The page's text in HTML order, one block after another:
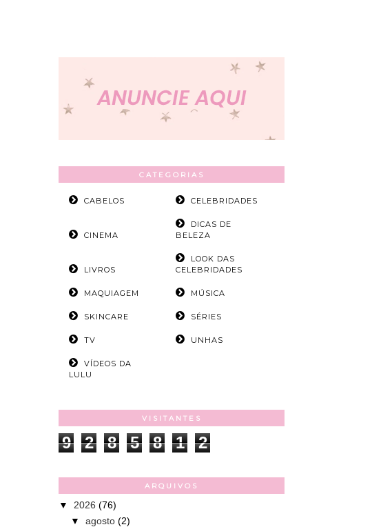
CATEGORIAS
CABELOS CELEBRIDADES
CINEMA
DICAS DE
BELEZA
LIVROS
LOOK DAS
CELEBRIDADES
MAQUIAGEM MÚSICA
SKINCARE SÉRIES
TV UNHAS
VÍDEOS DA
LULU
VISITANTES
9 2 8 5 8 1 2
ARQUIVOS
▼ 2026 (76)
▼ agosto (2)